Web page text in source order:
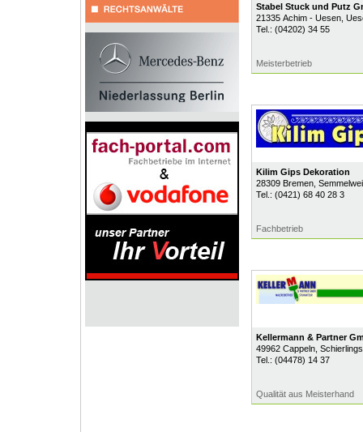
Stabel Stuck und Putz
21335 Achim - Uesen,
Tel.: (04202) 34 55
Meisterbetrieb
Kilim Gips Dekoration
28309 Bremen,
Tel.: (0421) 68 40 28 3
Fachbetrieb
Kellermann & Partner
49962 Cappeln,
Tel.: (04478) 14 37
Qualität aus Meisterhand